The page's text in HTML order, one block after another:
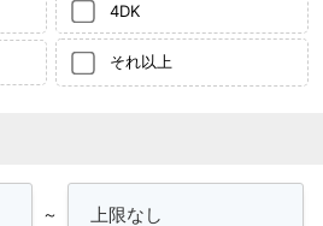
4DK
それ以上
～